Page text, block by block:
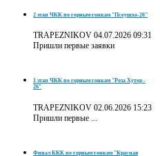
2 этап ЧКК по горным гонкам "Псеушхо-26"
TRAPEZNIKOV 04.07.2026 09:31
Пришли первые заявки
1 этап ЧКК по горным гонкам "Роза Хутор -
26"
TRAPEZNIKOV 02.06.2026 15:23
Пришли первые ...
Финал ККК по горным гонкам "Красная